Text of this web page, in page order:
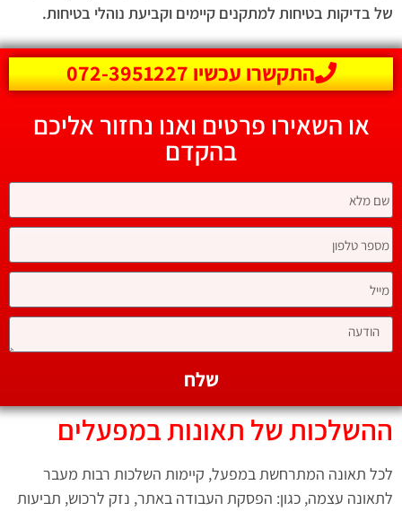
של בדיקות בטיחות למתקנים קיימים וקביעת נוהלי בטיחות.
התקשרו עכשיו 072-3951227
או השאירו פרטים ואנו נחזור אליכם
בהקדם
שלח
ההשלכות של תאונות במפעלים
לכל תאונה המתרחשת במפעל, קיימות השלכות רבות מעבר
לתאונה עצמה, כגון: הפסקת העבודה באתר, נזק לרכוש, תביעות